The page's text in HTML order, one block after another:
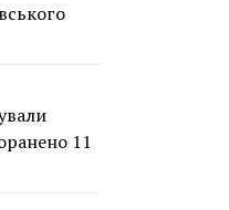
11